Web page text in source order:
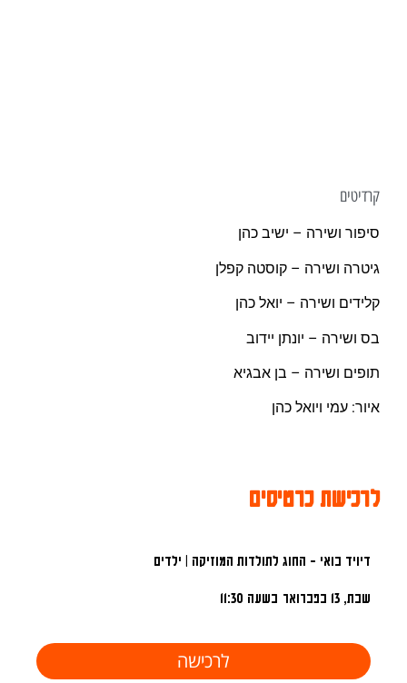
קרדיטים
סיפור ושירה – ישיב כהן
גיטרה ושירה – קוסטה קפלן
קלידים ושירה – יואל כהן
בס ושירה – יונתן יידוב
תופים ושירה – בן אבגיא
איור: עמי ויואל כהן
לרכישת כרטיסים
דיויד בואי - החוג לתולדות המוזיקה | ילדים
שבת, 13 בפברואר בשעה 11:30
לרכישה